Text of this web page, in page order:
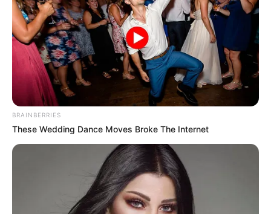
BRAINBERRIES
These Wedding Dance Moves Broke The Internet